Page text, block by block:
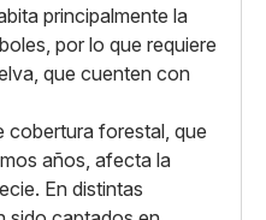
principalmente la
por lo que requiere
que cuenten con
cobertura forestal, que
años, afecta la
En distintas